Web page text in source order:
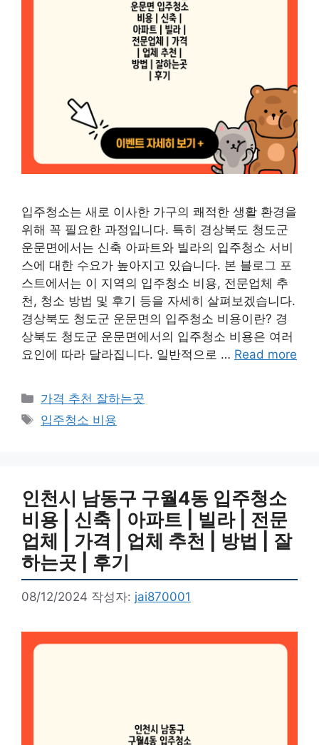
입주청소는 새로 이사한 가구의 쾌적한 생활 환경을
위해 꼭 필요한 과정입니다. 특히 경상북도 청도군
운문면에서는 신축 아파트와 빌라의 입주청소 서비
스에 대한 수요가 높아지고 있습니다. 본 블로그 포
스트에서는 이 지역의 입주청소 비용, 전문업체 추
천, 청소 방법 및 후기 등을 자세히 살펴보겠습니다.
경상북도 청도군 운문면의 입주청소 비용이란? 경
상북도 청도군 운문면에서의 입주청소 비용은 여러
요인에 따라 달라집니다. 일반적으로 … Read more
카
테
고
가격 추천 잘하는곳
태
입주청소 비용
인천시 남동구 구월4동 입주청소
비용 | 신축 | 아파트 | 빌라 | 전문
업체 | 가격 | 업체 추천 | 방법 | 잘
하는곳 | 후기
08/12/2024 작성자: jai870001